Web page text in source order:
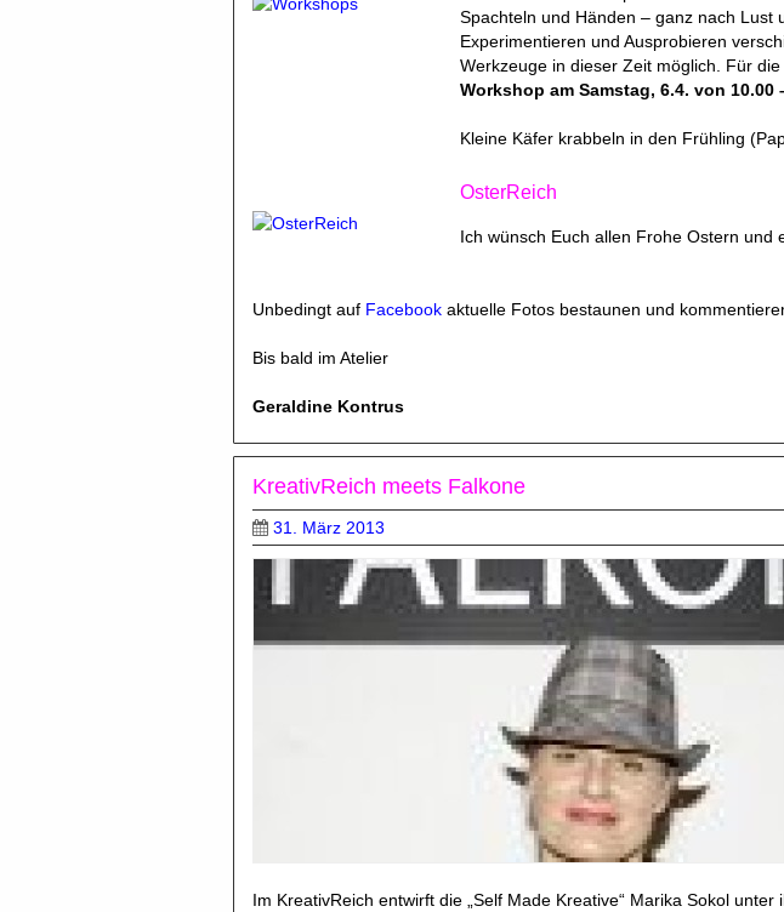
Spachteln und Händen – ganz nach Lust
Experimentieren und Ausprobieren
Werkzeuge in dieser Zeit möglich. Für
Workshop am Samstag, 6.4. von 10.00
Kleine Käfer krabbeln in den Frühling
OsterReich
Ich wünsch Euch allen Frohe Ostern und
Unbedingt auf Facebook aktuelle Fotos bestaunen und
Bis bald im Atelier
Geraldine Kontrus
KreativReich meets Falkone
31. März 2013
Im KreativReich entwirft die „Self Made Kreative“ Marika Sokol unter